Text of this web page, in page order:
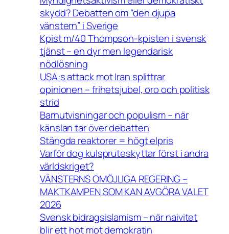
skydd? Debatten om “den djupa
vänstern” i Sverige
Kpist m/40 Thompson-kpisten i svensk
tjänst – en dyr men legendarisk
nödlösning
USA:s attack mot Iran splittrar
opinionen – frihetsjubel, oro och politisk
strid
Barnutvisningar och populism – när
känslan tar över debatten
Stängda reaktorer = högt elpris
Varför dog kulspruteskyttar först i andra
världskriget?
VÄNSTERNS OMÖJLIGA REGERING –
MAKTKAMPEN SOM KAN AVGÖRA VALET
2026
Svensk bidragsislamism – när naivitet
blir ett hot mot demokratin